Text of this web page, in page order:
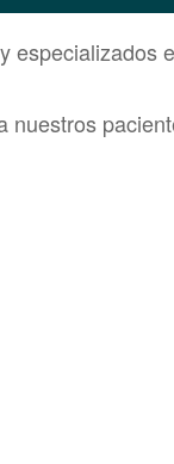
especializados